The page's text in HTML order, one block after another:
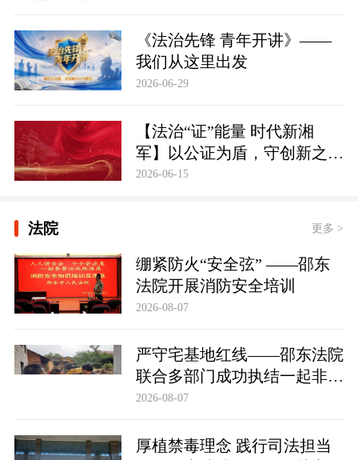
《法治先锋 青年开讲》——
我们从这里出发
2026-06-29
【法治“证”能量 时代新湘
军】以公证为盾，守创新之魂
湖南青年公证人为知识产权保
2026-06-15
法院 更多 >
绷紧防火“安全弦” ——邵东
法院开展消防安全培训
2026-08-07
严守宅基地红线——邵东法院
联合多部门成功执结一起非法
占用宅基地行政处罚案
2026-08-07
厚植禁毒理念 践行司法担当